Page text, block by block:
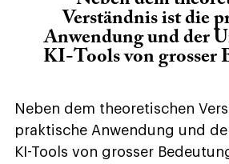
Verständnis ist die
Anwendung und der
KI-Tools von grosser
Neben dem theoretischen
praktische Anwendung und
KI-Tools von grosser